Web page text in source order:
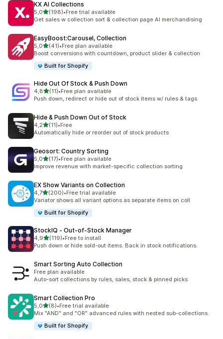
KX AI Collections
5,0av 5 stjerner
(198)
Totalt 198 omtaler
•Free trial available
Get sales w collection sort & collection page AI merchandising
EasyBoost:Carousel, Collection
5,0av 5 stjerner
(41)
Totalt 41 omtaler
•Free plan available
Boost conversions with countdown, product slider & collection
Built for Shopify
Hide Out Of Stock & Push Down
4,8av 5 stjerner
(11)
Totalt 11 omtaler
•Free plan available
Push down, redirect or hide out of stock items w/ rules & tags
Hide & Push Down Out of Stock
4,2av 5 stjerner
(11)
Totalt 11 omtaler
•Free
Automatically hide or reorder out of stock products
Geosort: Country Sorting
5,0av 5 stjerner
(17)
Totalt 17 omtaler
•Free plan available
Improve revenue with market-specific collection sorting
EX Show Variants on Collection
4,7av 5 stjerner
(200)
Totalt 200 omtaler
•Free trial available
Variator shows all variant options as separate items on coll
Built for Shopify
StockIQ ‑ Out‑of‑Stock Manager
4,9av 5 stjerner
(119)
Totalt 119 omtaler
•Free to install
Push down or hide sold-out items. Back in stock notifications.
Smart Sorting Auto Collection
Free plan available
Auto-sort collections by rules, sales, stock & pinned picks
Smart Collection Pro
5,0av 5 stjerner
(8)
Totalt 8 omtaler
•Free trial available
Mix "AND" and "OR" advanced rules with nested sub-collections.
Built for Shopify